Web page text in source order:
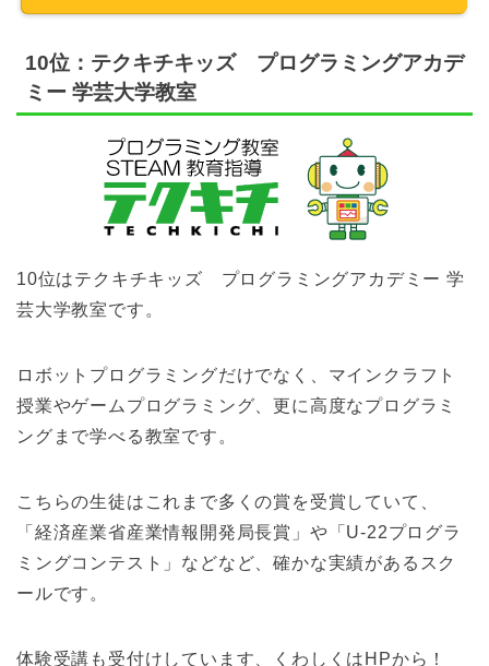
10位：テクキチキッズ プログラミングアカデ
ミー 学芸大学教室
10位はテクキチキッズ プログラミングアカデミー 学
芸大学教室です。
ロボットプログラミングだけでなく、マインクラフト
授業やゲームプログラミング、更に高度なプログラミ
ングまで学べる教室です。
こちらの生徒はこれまで多くの賞を受賞していて、
「経済産業省産業情報開発局長賞」や「U-22プログラ
ミングコンテスト」などなど、確かな実績があるスク
ールです。
体験受講も受付けしています、くわしくはHPから！